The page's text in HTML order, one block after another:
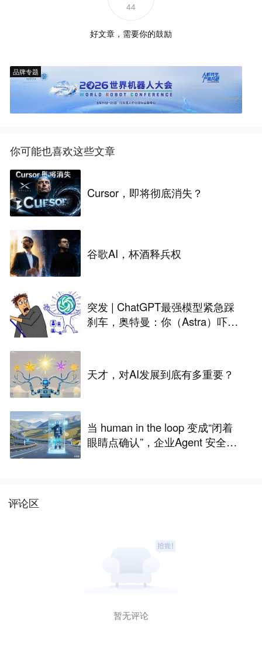
44
好文章，需要你的鼓励
品牌专题
你可能也喜欢这些文章
Cursor，即将彻底消失？
谷歌AI，杯酒释兵权
突发 | ChatGPT最强模型紧急踩
刹车，奥特曼：你（Astra）吓到
天才，对AI发展到底有多重要？
当 human in the loop 变成“闭着
眼睛点确认”，企业Agent 安全还
评论区
暂无评论